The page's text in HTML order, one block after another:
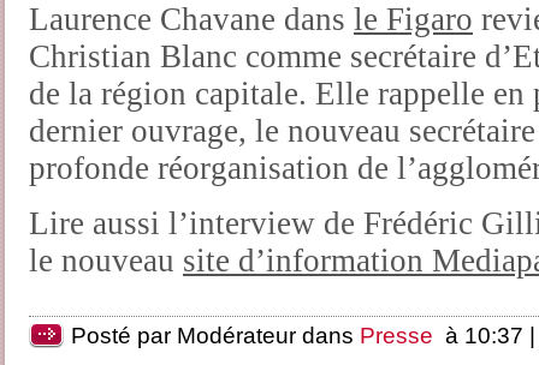
Laurence Chavane dans le Figaro
Christian Blanc comme secrétaire
de la région capitale. Elle rappelle en
dernier ouvrage, le nouveau
profonde réorganisation de
Lire aussi l’interview de Frédéric
le nouveau site d’information
Posté par Modérateur dans Presse à 10:37